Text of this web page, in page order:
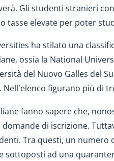
Gli studenti stranieri
tasse elevate per poter
ha stilato una
ossia la National
del Nuovo Galles del
Nell'elenco figurano più di
fanno sapere che,
di iscrizione.
Tra questi, un numero
sottoposti ad una